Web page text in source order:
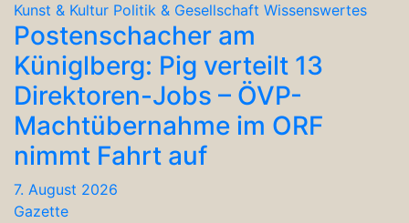
Kunst & Kultur Politik & Gesellschaft Wissenswertes
Postenschacher am
Küniglberg: Pig verteilt 13
Direktoren-Jobs – ÖVP-
Machtübernahme im ORF
nimmt Fahrt auf
7. August 2026
Gazette